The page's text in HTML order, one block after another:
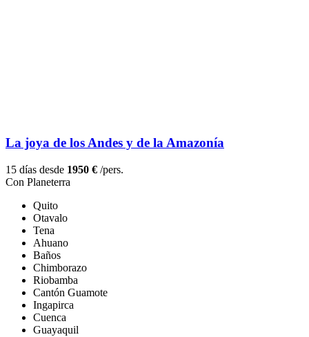
La joya de los Andes y de la Amazonía
15 días desde 1950 € /pers.
Con Planeterra
Quito
Otavalo
Tena
Ahuano
Baños
Chimborazo
Riobamba
Cantón Guamote
Ingapirca
Cuenca
Guayaquil